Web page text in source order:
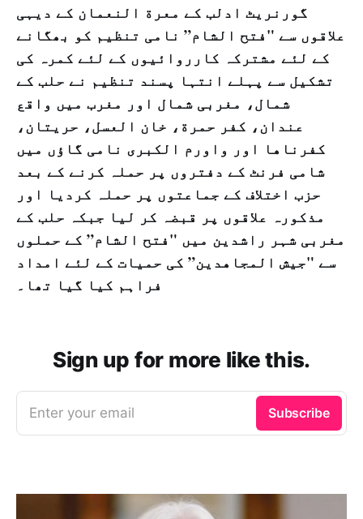
گورنریٹ ادلب کے معرة النعمان کے دیہی
علاقوں سے "فتح الشام” نامی تنظیم کو بھگانے
کے لئے مشترکہ کارروائیوں کے لئے کمرہ کی
تشکیل سے پہلے انتہا پسند تنظیم نے حلب کے
شمال، مغربی شمال اور مغرب میں واقع
عندان، كفر حمرة، خان العسل، حريتان،
كفرناها اور واورم الكبرى نامی گاؤں میں
شامی فرنٹ کے دفتروں پر حملہ کرنے کے بعد
حزب اختلاف کے جماعتوں پر حملہ کردیا اور
مذکورہ علاقوں پر قبضہ کر لیا جبکہ حلب کے
مغربی شہر راشدین میں "فتح الشام” کے حملوں
سے "جيش المجاهدين” کی حمیات کے لئے امداد
فراہم کیا گیا تھا۔
Sign up for more like this.
Enter your email Subscribe